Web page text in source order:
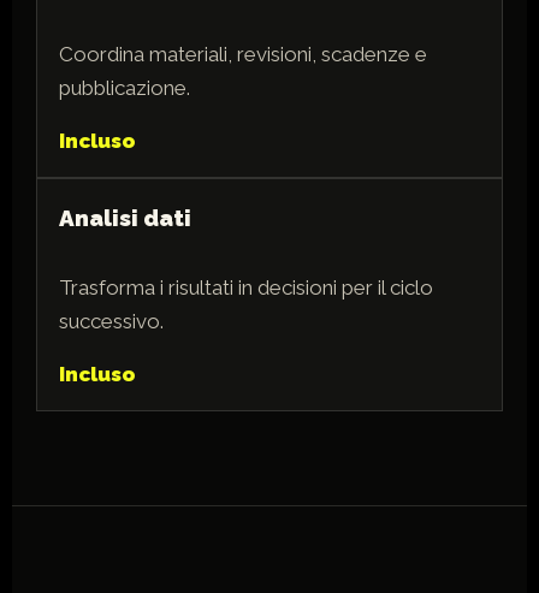
Coordina materiali, revisioni, scadenze e
pubblicazione.
Incluso
Analisi dati
Trasforma i risultati in decisioni per il ciclo
successivo.
Incluso